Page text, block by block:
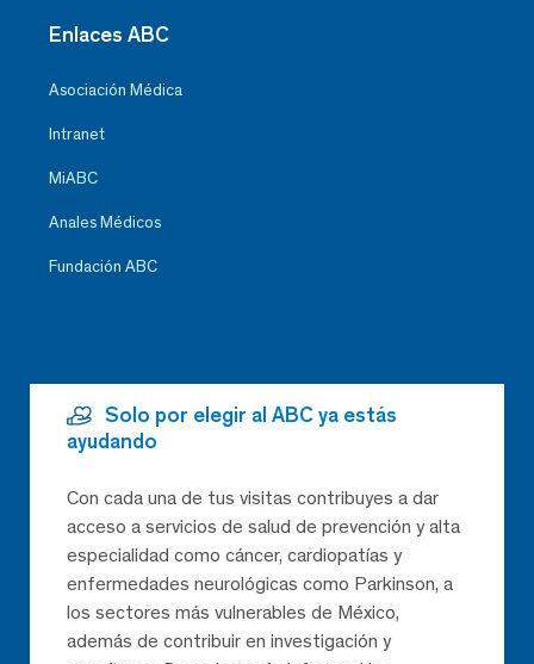
Enlaces ABC
Asociación Médica
Intranet
MiABC
Anales Médicos
Fundación ABC
Solo por elegir al ABC ya estás
ayudando
Con cada una de tus visitas contribuyes a dar
acceso a servicios de salud de prevención y alta
especialidad como cáncer, cardiopatías y
enfermedades neurológicas como Parkinson, a
los sectores más vulnerables de México,
además de contribuir en investigación y